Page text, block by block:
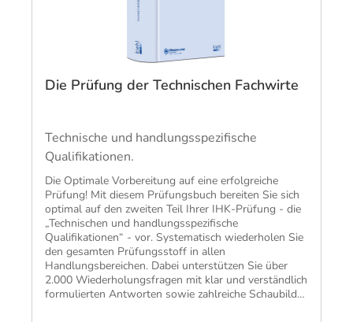
Die Prüfung der Technischen Fachwirte
Technische und handlungsspezifische
Qualifikationen.
​Die Optimale Vorbereitung auf eine erfolgreiche
Prüfung! Mit diesem Prüfungsbuch bereiten Sie sich
optimal auf den zweiten Teil Ihrer IHK-Prüfung - die
„Technischen und handlungsspezifische
Qualifikationen“ - vor. Systematisch wiederholen Sie
den gesamten Prüfungsstoff in allen
Handlungsbereichen. Dabei unterstützen Sie über
2.000 Wiederholungsfragen mit klar und verständlich
formulierten Antworten sowie zahlreiche Schaubilder